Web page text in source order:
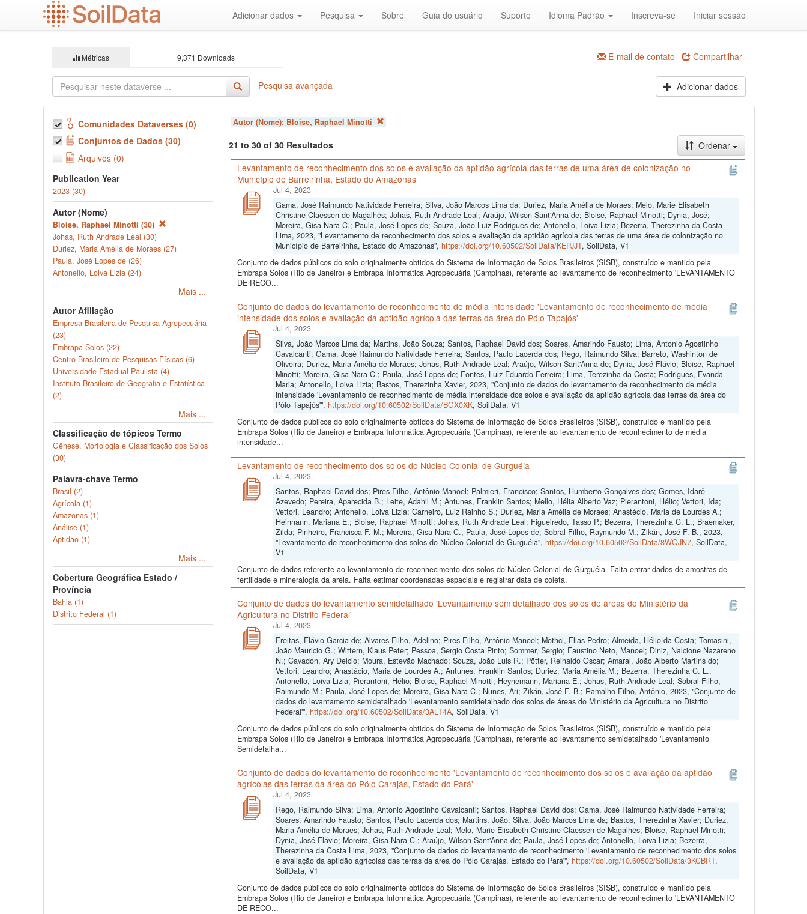
Adicionar dados Pesquisa Sobre Guia do usuário Suporte Idioma Padrão Inscreva-se Iniciar sessão
Métricas 9,371 Downloads E-mail de contato Compartilhar
Pesquisa avançada Adicionar dados
Comunidades Dataverses (0)
Conjuntos de Dados (30)
Arquivos (0)
Publication Year
2023 (30)
Autor (Nome)
Bloise, Raphael Minotti (30)
Johas, Ruth Andrade Leal (30)
Duriez, Maria Amélia de Moraes (27)
Paula, José Lopes de (26)
Antonello, Loiva Lizia (24)
Mais ...
Autor Afiliação
Empresa Brasileira de Pesquisa Agropecuária
(23)
Embrapa Solos (22)
Centro Brasileiro de Pesquisas Físicas (6)
Universidade Estadual Paulista (4)
Instituto Brasileiro de Geografia e Estatística
(2)
Mais ...
Classificação de tópicos Termo
Gênese, Morfologia e Classificação dos Solos
(30)
Palavra-chave Termo
Brasil (2)
Agrícola (1)
Amazonas (1)
Análise (1)
Aptidão (1)
Mais ...
Cobertura Geográfica Estado /
Província
Bahia (1)
Distrito Federal (1)
Autor (Nome): Bloise, Raphael Minotti
21 to 30 of 30 Resultados
Ordenar
Levantamento de reconhecimento dos solos e avaliação da aptidão agrícola das terras de uma área de colonização no
Município de Barreirinha, Estado do Amazonas
Jul 4, 2023
Gama, José Raimundo Natividade Ferreira; Silva, João Marcos Lima da; Duriez, Maria Amélia de Moraes; Melo, Marie Elisabeth
Christine Claessen de Magalhẽs; Johas, Ruth Andrade Leal; Araújo, Wilson Sant'Anna de; Bloise, Raphael Minotti; Dynia, José;
Moreira, Gisa Nara C.; Paula, José Lopes de; Souza, João Luiz Rodrigues de; Antonello, Loiva Lizia; Bezerra, Therezinha da Costa
Lima, 2023, "Levantamento de reconhecimento dos solos e avaliação da aptidão agrícola das terras de uma área de colonização no
Município de Barreirinha, Estado do Amazonas", https://doi.org/10.60502/SoilData/KEPJJT, SoilData, V1
Conjunto de dados públicos do solo originalmente obtidos do Sistema de Informação de Solos Brasileiros (SISB), construído e mantido pela
Embrapa Solos (Rio de Janeiro) e Embrapa Informática Agropecuária (Campinas), referente ao levantamento de reconhecimento 'LEVANTAMENTO
DE RECO...
Conjunto de dados do levantamento de reconhecimento de média intensidade 'Levantamento de reconhecimento de média
intensidade dos solos e avaliação da aptidão agrícola das terras da área do Pólo Tapajós'
Jul 4, 2023
Silva, João Marcos Lima da; Martins, João Souza; Santos, Raphael David dos; Soares, Amarindo Fausto; Lima, Antonio Agostinho
Cavalcanti; Gama, José Raimundo Natividade Ferreira; Santos, Paulo Lacerda dos; Rego, Raimundo Silva; Barreto, Washinton de
Oliveira; Duriez, Maria Amélia de Moraes; Johas, Ruth Andrade Leal; Araújo, Wilson Sant'Anna de; Dynia, José Flávio; Bloise, Raphael
Minotti; Moreira, Gisa Nara C.; Paula, José Lopes de; Fontes, Luiz Eduardo Ferreira; Lima, Terezinha da Costa; Rodrigues, Evanda
Maria; Antonello, Loiva Lizia; Bastos, Therezinha Xavier, 2023, "Conjunto de dados do levantamento de reconhecimento de média
intensidade 'Levantamento de reconhecimento de média intensidade dos solos e avaliação da aptidão agrícola das terras da área do
Pólo Tapajós'", https://doi.org/10.60502/SoilData/BGX0XK, SoilData, V1
Conjunto de dados públicos do solo originalmente obtidos do Sistema de Informação de Solos Brasileiros (SISB), construído e mantido pela
Embrapa Solos (Rio de Janeiro) e Embrapa Informática Agropecuária (Campinas), referente ao levantamento de reconhecimento de média
intensidade...
Levantamento de reconhecimento dos solos do Núcleo Colonial de Gurguéia
Jul 4, 2023
Santos, Raphael David dos; Pires Filho, Antônio Manoel; Palmieri, Francisco; Santos, Humberto Gonçalves dos; Gomes, Idarê
Azevedo; Pereira, Aparecida B.; Leite, Adahil M.; Antunes, Franklin Santos; Mello, Hélia Alberto Vaz; Pierantoni, Hélio; Vettori, Ida;
Vettori, Leandro; Antonello, Loiva Lizia; Carneiro, Luiz Rainho S.; Duriez, Maria Amélia de Moraes; Anastécio, Maria de Lourdes A.;
Heinnann, Mariana E.; Bloise, Raphael Minotti; Johas, Ruth Andrade Leal; Figueiredo, Tasso P.; Bezerra, Therezinha C. L.; Braemaker,
Zilda; Pinheiro, Francisca F. M.; Moreira, Gisa Nara C.; Paula, José Lopes de; Sobral Filho, Raymundo M.; Zikán, José F. B., 2023,
"Levantamento de reconhecimento dos solos do Núcleo Colonial de Gurguéia", https://doi.org/10.60502/SoilData/8WQJN7, SoilData,
V1
Conjunto de dados referente ao levantamento de reconhecimento dos solos do Núcleo Colonial de Gurguéia. Falta entrar dados de amostras de
fertilidade e mineralogia da areia. Falta estimar coordenadas espaciais e registrar data de coleta.
Conjunto de dados do levantamento semidetalhado 'Levantamento semidetalhado dos solos de áreas do Ministério da
Agricultura no Distrito Federal'
Jul 4, 2023
Freitas, Flávio Garcia de; Alvares Filho, Adelino; Pires Filho, Antônio Manoel; Mothci, Elias Pedro; Almeida, Hélio da Costa; Tomasini,
João Mauricio G.; Wittern, Klaus Peter; Pessoa, Sergio Costa Pinto; Sommer, Sergio; Faustino Neto, Manoel; Diniz, Nalcione Nazareno
N.; Cavadon, Ary Delcio; Moura, Estevão Machado; Souza, João Luis R.; Pötter, Reinaldo Oscar; Amaral, João Alberto Martins do;
Vettori, Leandro; Anastácio, Maria de Lourdes A.; Antunes, Franklin Santos; Duriez, Maria Amélia M.; Bezerra, Therezinha C. L.;
Antonello, Loiva Lizia; Pierantoni, Hélio; Bloise, Raphael Minotti; Heynemann, Mariana E.; Johas, Ruth Andrade Leal; Sobral Filho,
Raimundo M.; Paula, José Lopes de; Moreira, Gisa Nara C.; Nunes, Ari; Zikán, José F. B.; Ramalho Filho, Antônio, 2023, "Conjunto de
dados do levantamento semidetalhado 'Levantamento semidetalhado dos solos de áreas do Ministério da Agricultura no Distrito
Federal'", https://doi.org/10.60502/SoilData/3ALT4A, SoilData, V1
Conjunto de dados públicos do solo originalmente obtidos do Sistema de Informação de Solos Brasileiros (SISB), construído e mantido pela
Embrapa Solos (Rio de Janeiro) e Embrapa Informática Agropecuária (Campinas), referente ao levantamento semidetalhado 'Levantamento
Semidetalha...
Conjunto de dados do levantamento de reconhecimento 'Levantamento de reconhecimento dos solos e avaliação da aptidão
agrícolas das terras da área do Pólo Carajás, Estado do Pará'
Jul 4, 2023
Rego, Raimundo Silva; Lima, Antonio Agostinho Cavalcanti; Santos, Raphael David dos; Gama, José Raimundo Natividade Ferreira;
Soares, Amarindo Fausto; Santos, Paulo Lacerda dos; Martins, João; Silva, João Marcos Lima da; Bastos, Therezinha Xavier; Duriez,
Maria Amélia de Moraes; Johas, Ruth Andrade Leal; Melo, Marie Elisabeth Christine Claessen de Magalhẽs; Bloise, Raphael Minotti;
Dynia, José Flávio; Moreira, Gisa Nara C.; Araújo, Wilson Sant'Anna de; Paula, José Lopes de; Antonello, Loiva Lizia; Bezerra,
Therezinha da Costa Lima, 2023, "Conjunto de dados do levantamento de reconhecimento 'Levantamento de reconhecimento dos solos
e avaliação da aptidão agrícolas das terras da área do Pólo Carajás, Estado do Pará'", https://doi.org/10.60502/SoilData/3KCBRT,
SoilData, V1
Conjunto de dados públicos do solo originalmente obtidos do Sistema de Informação de Solos Brasileiros (SISB), construído e mantido pela
Embrapa Solos (Rio de Janeiro) e Embrapa Informática Agropecuária (Campinas), referente ao levantamento de reconhecimento 'LEVANTAMENTO
DE RECO...